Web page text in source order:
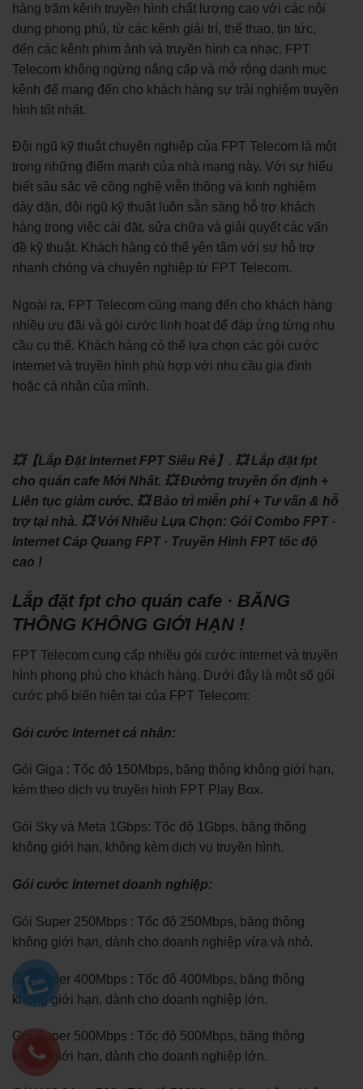
hàng trăm kênh truyền hình chất lượng cao với các nội
dung phong phú, từ các kênh giải trí, thể thao, tin tức,
đến các kênh phim ảnh và truyền hình ca nhạc. FPT
Telecom không ngừng nâng cấp và mở rộng danh mục
kênh để mang đến cho khách hàng sự trải nghiệm truyền
hình tốt nhất.
Đội ngũ kỹ thuật chuyên nghiệp của FPT Telecom là một
trong những điểm mạnh của nhà mạng này. Với sự hiểu
biết sâu sắc về công nghệ viễn thông và kinh nghiệm
dày dặn, đội ngũ kỹ thuật luôn sẵn sàng hỗ trợ khách
hàng trong việc cài đặt, sửa chữa và giải quyết các vấn
đề kỹ thuật. Khách hàng có thể yên tâm với sự hỗ trợ
nhanh chóng và chuyên nghiệp từ FPT Telecom.
Ngoài ra, FPT Telecom cũng mang đến cho khách hàng
nhiều ưu đãi và gói cước linh hoạt để đáp ứng từng nhu
cầu cụ thể. Khách hàng có thể lựa chọn các gói cước
internet và truyền hình phù hợp với nhu cầu gia đình
hoặc cá nhân của mình.
💥【Lắp Đặt Internet FPT Siêu Rẻ】. 💥 Lắp đặt fpt
cho quán cafe Mới Nhất. 💥 Đường truyền ổn định +
Liên tục giảm cước. 💥 Bảo trì miễn phí + Tư vấn & hỗ
trợ tại nhà. 💥 Với Nhiều Lựa Chọn: ‎Gói Combo FPT ·
‎Internet Cáp Quang FPT · ‎Truyền Hình FPT tốc độ
cao !
Lắp đặt fpt cho quán cafe · BĂNG
THÔNG KHÔNG GIỚI HẠN !
FPT Telecom cung cấp nhiều gói cước internet và truyền
hình phong phú cho khách hàng. Dưới đây là một số gói
cước phổ biến hiện tại của FPT Telecom:
Gói cước Internet cá nhân:
Gói Giga : Tốc độ 150Mbps, băng thông không giới hạn,
kèm theo dịch vụ truyền hình FPT Play Box.
Gói Sky và Meta 1Gbps: Tốc độ 1Gbps, băng thông
không giới hạn, không kèm dịch vụ truyền hình.
Gói cước Internet doanh nghiệp:
Gói Super 250Mbps : Tốc độ 250Mbps, băng thông
không giới hạn, dành cho doanh nghiệp vừa và nhỏ.
Gói Super 400Mbps : Tốc độ 400Mbps, băng thông
không giới hạn, dành cho doanh nghiệp lớn.
Gói Super 500Mbps : Tốc độ 500Mbps, băng thông
không giới hạn, dành cho doanh nghiệp lớn.